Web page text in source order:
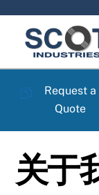
content
Request a
Quote
关于